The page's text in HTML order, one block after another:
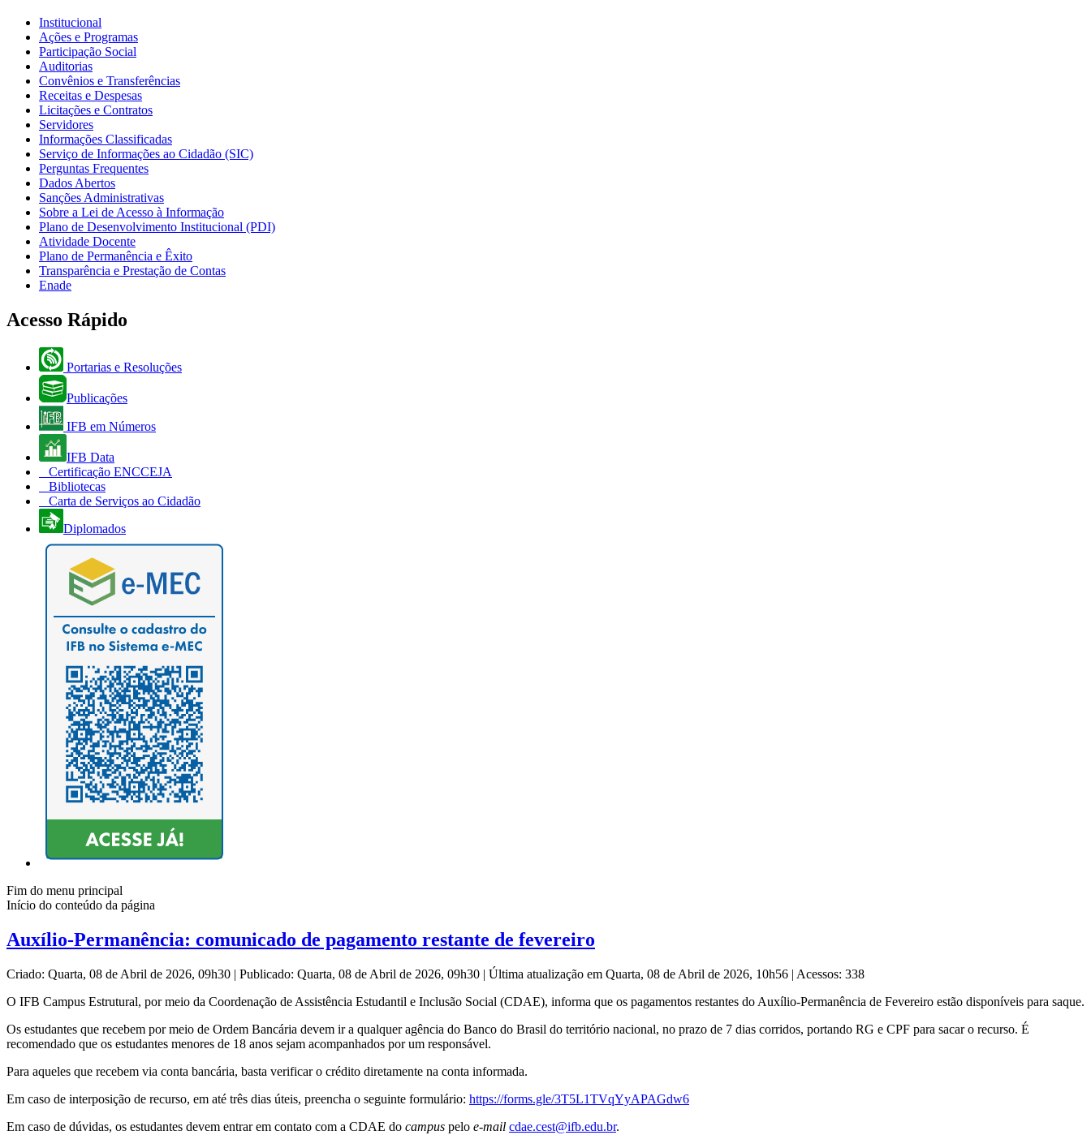
Institucional
Ações e Programas
Participação Social
Auditorias
Convênios e Transferências
Receitas e Despesas
Licitações e Contratos
Servidores
Informações Classificadas
Serviço de Informações ao Cidadão (SIC)
Perguntas Frequentes
Dados Abertos
Sanções Administrativas
Sobre a Lei de Acesso à Informação
Plano de Desenvolvimento Institucional (PDI)
Atividade Docente
Plano de Permanência e Êxito
Transparência e Prestação de Contas
Enade
Acesso Rápido
Portarias e Resoluções
Publicações
IFB em Números
IFB Data
Certificação ENCCEJA
Bibliotecas
Carta de Serviços ao Cidadão
Diplomados
Fim do menu principal
Início do conteúdo da página
Auxílio-Permanência: comunicado de pagamento restante de fevereiro
Criado: Quarta, 08 de Abril de 2026, 09h30 | Publicado: Quarta, 08 de Abril de 2026, 09h30 | Última atualização em Quarta, 08 de Abril de 2026, 10h56 | Acessos: 338
O IFB Campus Estrutural, por meio da Coordenação de Assistência Estudantil e Inclusão Social (CDAE), informa que os pagamentos restantes do Auxílio-Permanência de Fevereiro estão disponíveis para saque.
Os estudantes que recebem por meio de Ordem Bancária devem ir a qualquer agência do Banco do Brasil do território nacional, no prazo de 7 dias corridos, portando RG e CPF para sacar o recurso. É
recomendado que os estudantes menores de 18 anos sejam acompanhados por um responsável.
Para aqueles que recebem via conta bancária, basta verificar o crédito diretamente na conta informada.
Em caso de interposição de recurso, em até três dias úteis, preencha o seguinte formulário: https://forms.gle/3T5L1TVqYyAPAGdw6
Em caso de dúvidas, os estudantes devem entrar em contato com a CDAE do campus pelo e-mail cdae.cest@ifb.edu.br.